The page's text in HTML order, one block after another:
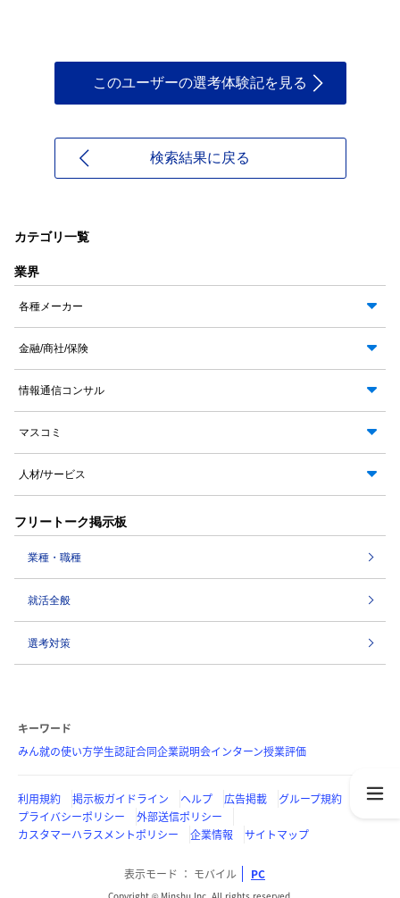
このユーザーの選考体験記を見る
検索結果に戻る
カテゴリ一覧
業界
各種メーカー
金融/商社/保険
情報通信コンサル
マスコミ
人材/サービス
フリートーク掲示板
業種・職種
就活全般
選考対策
キーワード
みん就の使い方学生認証合同企業説明会インターン授業評価
利用規約 掲示板ガイドライン ヘルプ 広告掲載
グループ規約
プライバシーポリシー
外部送信ポリシー
カスタマーハラスメントポリシー
企業情報 サイトマップ
表示モード モバイル PC
Copyright © Minshu Inc. All rights reserved.